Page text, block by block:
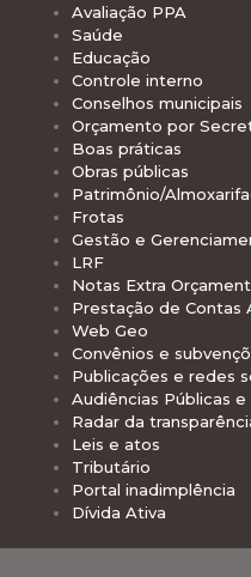
Avaliação PPA
Saúde
Educação
Controle interno
Conselhos municipais
Orçamento por
Boas práticas
Obras públicas
Patrimônio/
Frotas
Gestão e
LRF
Notas Extra
Prestação de Contas
Web Geo
Convênios e
Publicações e redes
Audiências Públicas
Radar da
Leis e atos
Tributário
Portal inadimplência
Dívida Ativa